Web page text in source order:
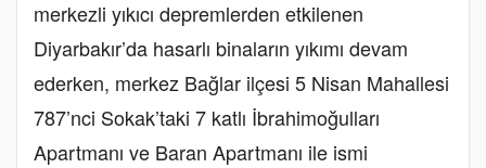
merkezli yıkıcı depremlerden etkilenen
Diyarbakır’da hasarlı binaların yıkımı devam
ederken, merkez Bağlar ilçesi 5 Nisan Mahallesi
787’nci Sokak’taki 7 katlı İbrahimoğulları
Apartmanı ve Baran Apartmanı ile ismi